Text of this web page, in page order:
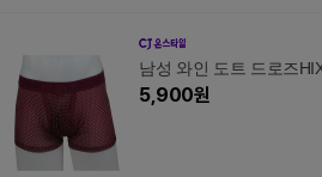
남성 와인 도트 드로즈
5,900원